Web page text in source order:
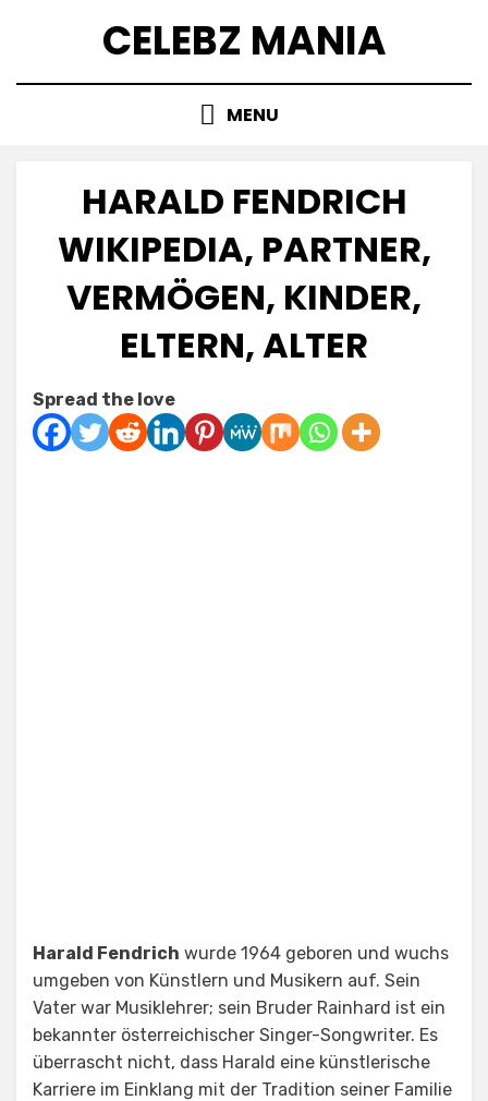
CELEBZ MANIA
MENU
HARALD FENDRICH
WIKIPEDIA, PARTNER,
VERMÖGEN, KINDER,
ELTERN, ALTER
on
Spread the love
Harald Fendrich wurde 1964 geboren und wuchs
umgeben von Künstlern und Musikern auf. Sein
Vater war Musiklehrer; sein Bruder Rainhard ist ein
bekannter österreichischer Singer-Songwriter. Es
überrascht nicht, dass Harald eine künstlerische
Karriere im Einklang mit der Tradition seiner Familie